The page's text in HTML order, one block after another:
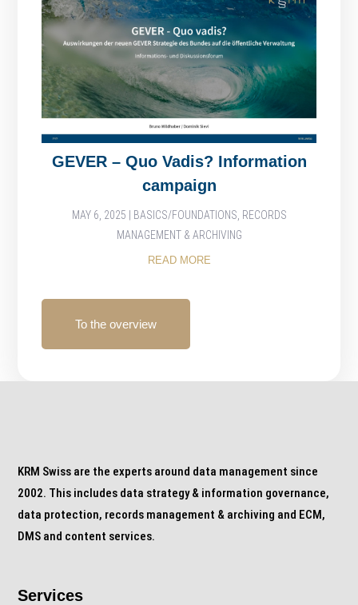
GEVER – Quo Vadis? Information
campaign
MAY 6, 2025 | BASICS/FOUNDATIONS RECORDS
MANAGEMENT & ARCHIVING
READ MORE
To the overview
KRM Swiss are the experts around data management since
2002. This includes data strategy & information governance,
data protection, records management & archiving and ECM,
DMS and content services.
Services